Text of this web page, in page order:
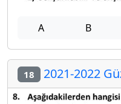
A B
18 2021-2022